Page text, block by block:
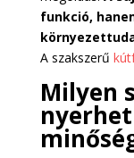
funkció,
A szakszerű
Milyen